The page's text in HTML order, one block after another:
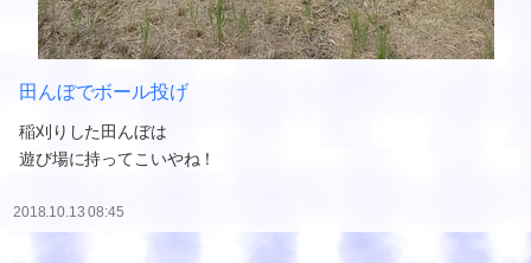
田んぼでボール投げ
稲刈りした田んぼは
遊び場に持ってこいやね！
2018.10.13 08:45